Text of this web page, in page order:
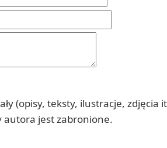
(opisy, teksty, ilustracje,
autora jest zabronione.